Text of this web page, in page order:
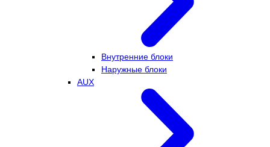
Внутренние блоки
Наружные блоки
AUX